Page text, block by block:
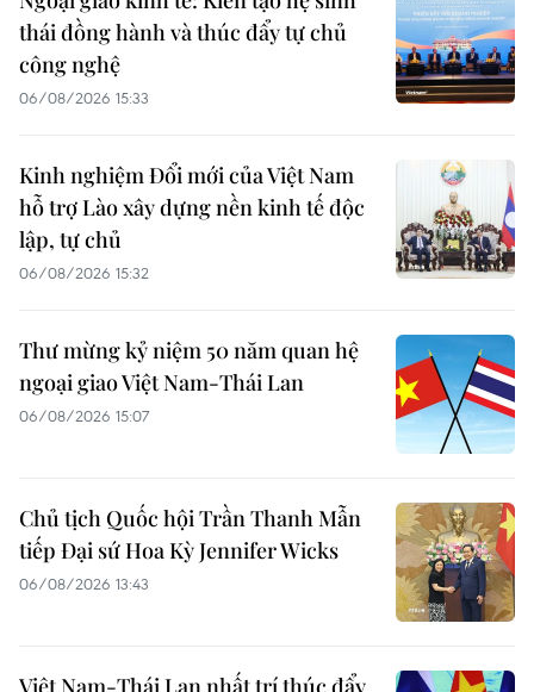
thái đồng hành và thúc đẩy tự chủ
công nghệ
06/08/2026 15:33
Kinh nghiệm Đổi mới của Việt Nam
hỗ trợ Lào xây dựng nền kinh tế độc
lập, tự chủ
06/08/2026 15:32
Thư mừng kỷ niệm 50 năm quan hệ
ngoại giao Việt Nam-Thái Lan
06/08/2026 15:07
Chủ tịch Quốc hội Trần Thanh Mẫn
tiếp Đại sứ Hoa Kỳ Jennifer Wicks
06/08/2026 13:43